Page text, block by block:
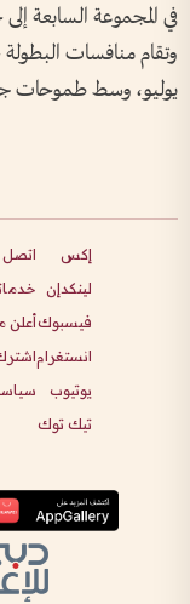
في المجموعة السابعة
يوليو، وسط طموحات
إكس
لينكدإن
فيسبوك
انستغرام
يوتيوب
تيك توك
اتصل
أعلن